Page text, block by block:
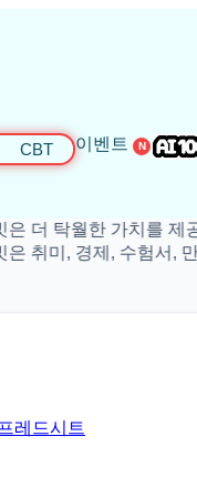
CBT 이벤트 N
탁월한 가치를 제공하
미, 경제, 수험서, 만화,
레드시트